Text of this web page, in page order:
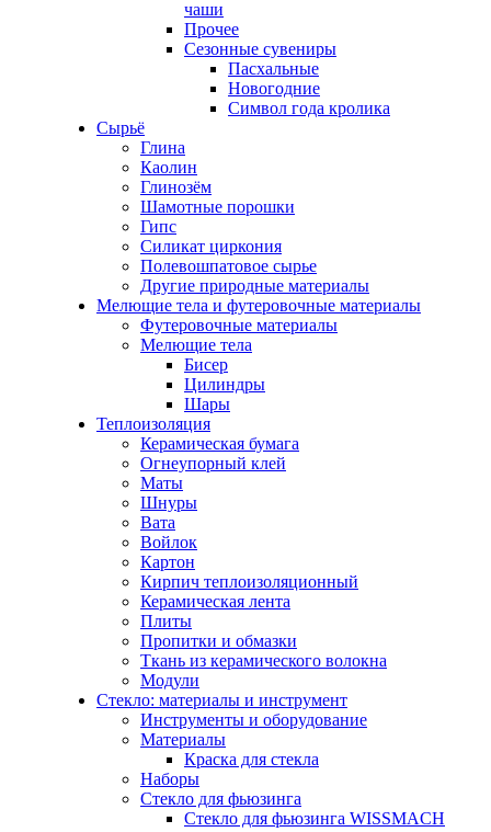
чаши
Прочее
Сезонные сувениры
Пасхальные
Новогодние
Символ года кролика
Сырьё
Глина
Каолин
Глинозём
Шамотные порошки
Гипс
Силикат циркония
Полевошпатовое сырье
Другие природные материалы
Мелющие тела и футеровочные материалы
Футеровочные материалы
Мелющие тела
Бисер
Цилиндры
Шары
Теплоизоляция
Керамическая бумага
Огнеупорный клей
Маты
Шнуры
Вата
Войлок
Картон
Кирпич теплоизоляционный
Керамическая лента
Плиты
Пропитки и обмазки
Ткань из керамического волокна
Модули
Стекло: материалы и инструмент
Инструменты и оборудование
Материалы
Краска для стекла
Наборы
Стекло для фьюзинга
Стекло для фьюзинга WISSMACH